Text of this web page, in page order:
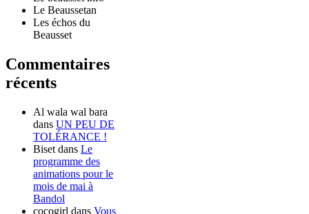
Le Beaussetan
Les échos du
Beausset
Commentaires
récents
Al wala wal bara
dans UN PEU DE
TOLÉRANCE !
Biset dans Le
programme des
animations pour le
mois de mai à
Bandol
cocogirl dans Vous